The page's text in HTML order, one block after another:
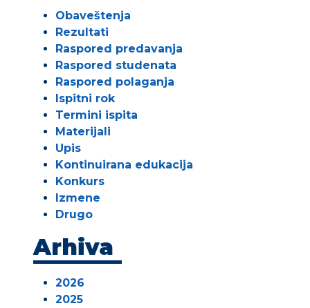
Obaveštenja
Rezultati
Raspored predavanja
Raspored studenata
Raspored polaganja
Ispitni rok
Termini ispita
Materijali
Upis
Kontinuirana edukacija
Konkurs
Izmene
Drugo
Arhiva
2026
2025